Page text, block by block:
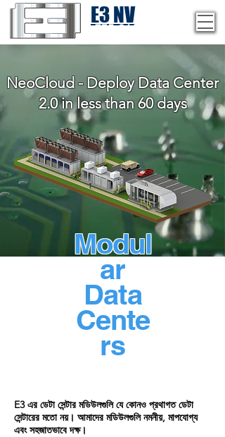
E3 NV
1-775-246-8111
NeoCloud - Deploy Data Center
2.0 in less than 60 days
Modul
ar
Data
Cente
rs
E3 এর ডেটা সেন্টার মডিউলগুলি যে কোনও প্রথাগত ডেটা
সেন্টারের মতো নয়। আমাদের মডিউলগুলি নমনীয়, মাপযোগ্য
এবং সহজাতভাবে দক্ষ।